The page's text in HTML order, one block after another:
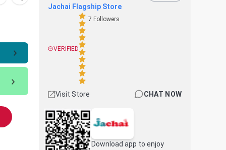
Jachai Flagship Store
VERIFIED
7 Followers
Visit Store CHAT NOW
Download app to enjoy